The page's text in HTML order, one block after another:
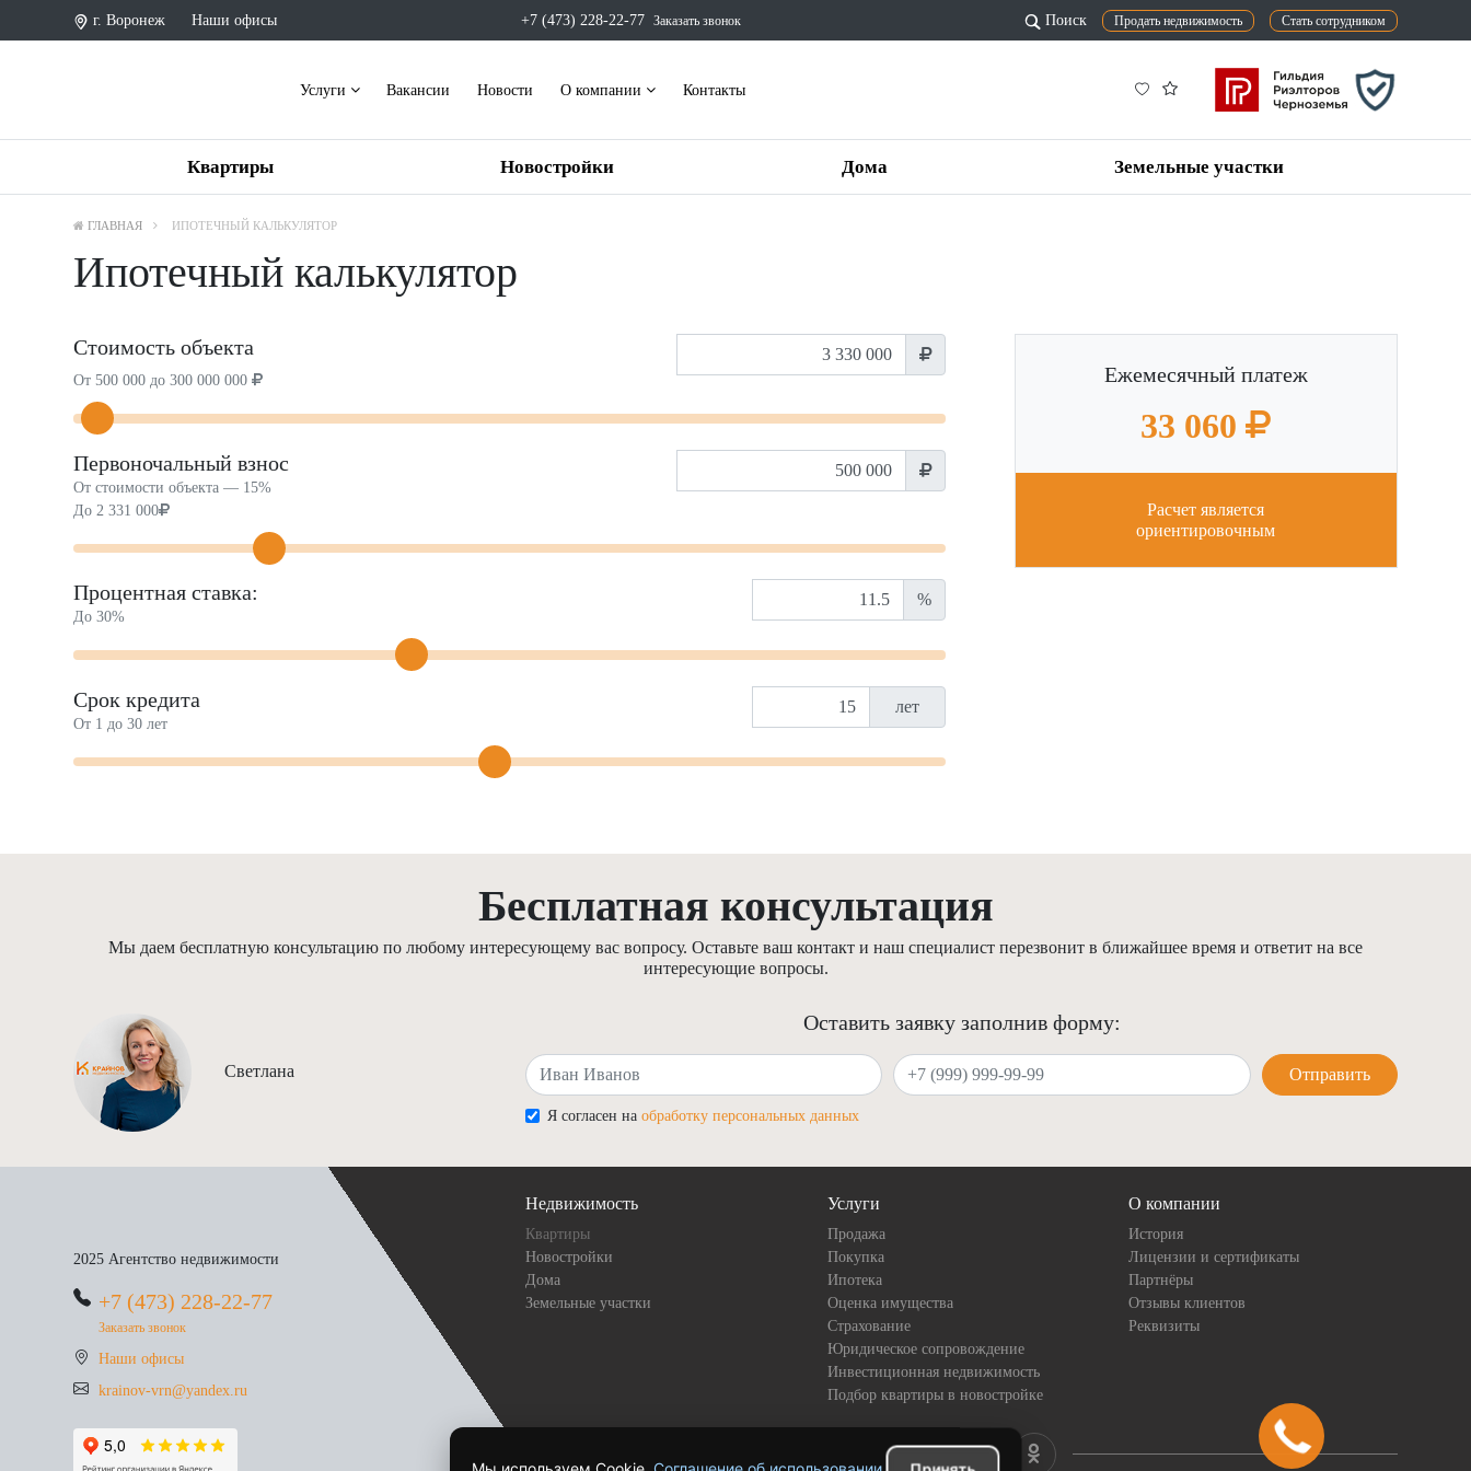
г. Воронеж Наши офисы +7 (473) 228-22-77 Заказать звонок Поиск Продать недвижимость Стать сотрудником
Услуги Вакансии Новости О компании Контакты
Квартиры Новостройки Дома Земельные участки
ГЛАВНАЯ ИПОТЕЧНЫЙ КАЛЬКУЛЯТОР
Ипотечный калькулятор
Стоимость объекта
От 500 000 до 300 000 000
Первоночальный взнос
От стоимости объекта — 15%
До 2 331 000
Процентная ставка:
До 30%
%
Срок кредита
От 1 до 30 лет
лет
Ежемесячный платеж
33 060
Расчет является
ориентировочным
Бесплатная консультация
Мы даем бесплатную консультацию по любому интересующему вас вопросу. Оставьте ваш контакт и наш специалист перезвонит в ближайшее время и ответит на все
интересующие вопросы.
Светлана
Оставить заявку заполнив форму:
Ваше имя Ваш телефон
Отправить
Я согласен наобработку персональных данных
2025 Агентство недвижимости
+7 (473) 228-22-77
Заказать звонок
Наши офисы
krainov-vrn@yandex.ru
Недвижимость
Квартиры
Новостройки
Дома
Земельные участки
Услуги
Продажа
Покупка
Ипотека
Оценка имущества
Страхование
Юридическое сопровождение
Инвестиционная недвижимость
Подбор квартиры в новостройке
О компании
История
Лицензии и сертификаты
Партнёры
Отзывы клиентов
Реквизиты